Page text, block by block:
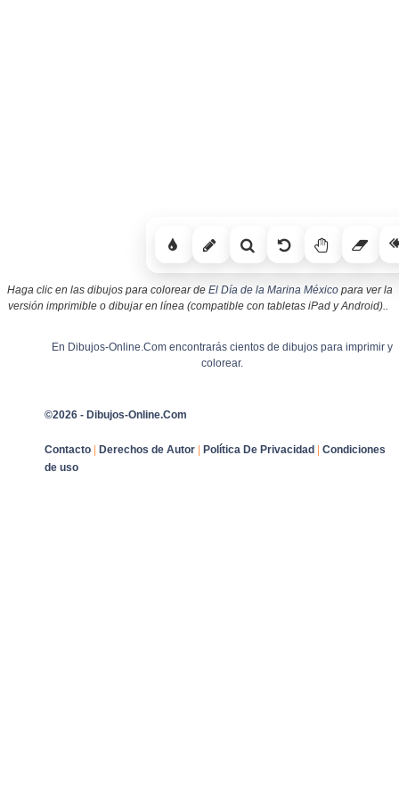
Haga clic en las dibujos para colorear de El Día de la Marina Méxicopara ver la
versión imprimible o dibujar en línea (compatible con tabletas iPad y Android)..
En Dibujos-Online.Com encontrarás cientos de dibujos para imprimir y
colorear.
©2026 - Dibujos-Online.Com
Contacto Derechos de Autor Política De Privacidad
Condiciones
de uso